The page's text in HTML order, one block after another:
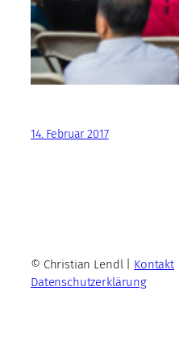
14. Februar 2017
© Christian Lendl | Kontakt|
Datenschutzerklärung